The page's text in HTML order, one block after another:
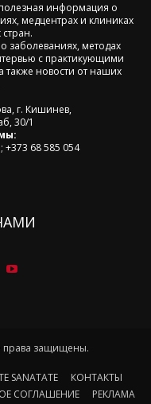
информация о
медцентрах и клиниках
заболеваниях, методах
с практикующими
также новости от наших
г. Кишинев,
30/1
+373 68 585 054
права защищены.
SANATATE
КОНТАКТЫ
СОГЛАШЕНИЕ
РЕКЛАМА